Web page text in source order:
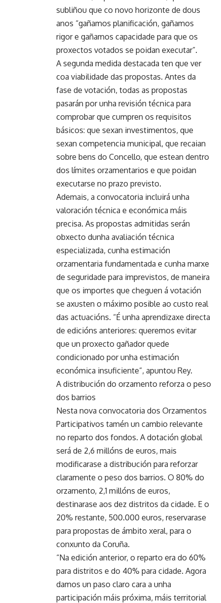
subliñou que co novo horizonte de dous
anos “gañamos planificación, gañamos
rigor e gañamos capacidade para que os
proxectos votados se poidan executar”.
A segunda medida destacada ten que ver
coa viabilidade das propostas. Antes da
fase de votación, todas as propostas
pasarán por unha revisión técnica para
comprobar que cumpren os requisitos
básicos: que sexan investimentos, que
sexan competencia municipal, que recaian
sobre bens do Concello, que estean dentro
dos límites orzamentarios e que poidan
executarse no prazo previsto.
Ademais, a convocatoria incluirá unha
valoración técnica e económica máis
precisa. As propostas admitidas serán
obxecto dunha avaliación técnica
especializada, cunha estimación
orzamentaria fundamentada e cunha marxe
de seguridade para imprevistos, de maneira
que os importes que cheguen á votación
se axusten o máximo posible ao custo real
das actuacións. “É unha aprendizaxe directa
de edicións anteriores: queremos evitar
que un proxecto gañador quede
condicionado por unha estimación
económica insuficiente”, apuntou Rey.
A distribución do orzamento reforza o peso
dos barrios
Nesta nova convocatoria dos Orzamentos
Participativos tamén un cambio relevante
no reparto dos fondos. A dotación global
será de 2,6 millóns de euros, mais
modificarase a distribución para reforzar
claramente o peso dos barrios. O 80% do
orzamento, 2,1 millóns de euros,
destinarase aos dez distritos da cidade. E o
20% restante, 500.000 euros, reservarase
para propostas de ámbito xeral, para o
conxunto da Coruña.
“Na edición anterior, o reparto era do 60%
para distritos e do 40% para cidade. Agora
damos un paso claro cara a unha
participación máis próxima, máis territorial